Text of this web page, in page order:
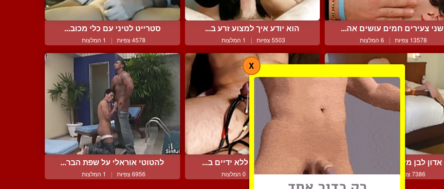
שני צעירים חמים עושים אה...
13578 צפיות | 6 המלצות
הוא יודע איך למצוע זרע ב...
5503 צפיות | 1 המלצות
סטרייט לטיני עם כלי מכוב...
4578 צפיות | 1 המלצות
אדון לבן מעבר על המיטב כ...
7386 צפיות | 4 המלצות
גמירה מטריפה ללא ידיים ב...
7945 צפיות | 0 המלצות
להטוטי אוראלי על שפת הבר...
6956 צפיות | 1 המלצות
X